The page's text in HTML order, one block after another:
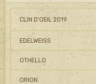
CLIN D'OEIL 2019
EDELWEISS
OTHELLO
ORION